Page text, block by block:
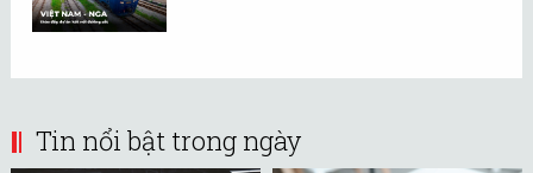
Tin nổi bật trong ngày